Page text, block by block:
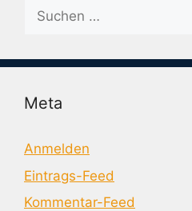
Suche
nach:
Meta
Anmelden
Eintrags-Feed
Kommentar-Feed